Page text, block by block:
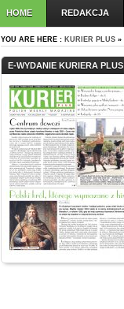
HOME REDAKCJA
YOU ARE HERE : KURIER PLUS »
E-WYDANIE KURIERA PLUS